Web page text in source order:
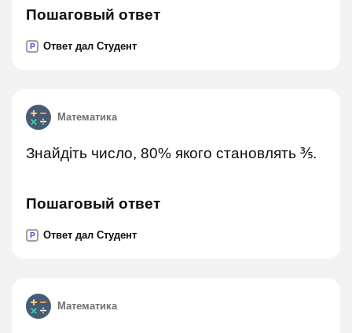
Пошаговый ответ
P Ответ дал Студент
Математика
Знайдіть число, 80% якого становлять ⅗.
Пошаговый ответ
P Ответ дал Студент
Математика